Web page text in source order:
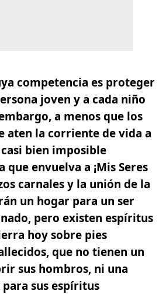
competencia es proteger
joven y a cada niño
a menos que los
aten la corriente de vida a
bien imposible
que envuelva a ¡Mis Seres
carnales y la unión de la
un hogar para un ser
pero existen espíritus
hoy sobre pies
que no tienen un
sus hombros, ni una
sus espíritus